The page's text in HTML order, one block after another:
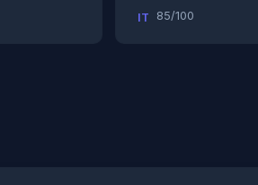
IT 85/100